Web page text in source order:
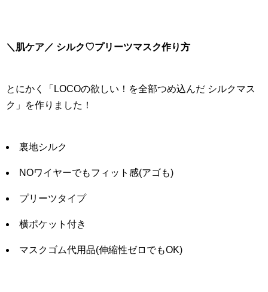
＼肌ケア／ シルク♡プリーツマスク作り方
とにかく「LOCOの欲しい！を全部つめ込んだ シルクマス
ク」を作りました！
裏地シルク
NOワイヤーでもフィット感(アゴも)
プリーツタイプ
横ポケット付き
マスクゴム代用品(伸縮性ゼロでもOK)